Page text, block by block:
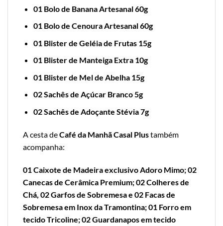
01 Bolo de Banana Artesanal 60g
01 Bolo de Cenoura Artesanal 60g
01 Blister de Geléia de Frutas 15g
01 Blister de Manteiga Extra 10g
01 Blister de Mel de Abelha 15g
02 Sachês de Açúcar Branco 5g
02 Sachês de Adoçante Stévia 7g
A cesta deCafé da Manhã Casal Plustambém
acompanha:
01 Caixote de Madeira exclusivo Adoro Mimo; 02
Canecas de Cerâmica Premium; 02 Colheres de
Chá, 02 Garfos de Sobremesa e 02 Facas de
Sobremesa em Inox da Tramontina; 01 Forro em
tecido Tricoline; 02 Guardanapos em tecido